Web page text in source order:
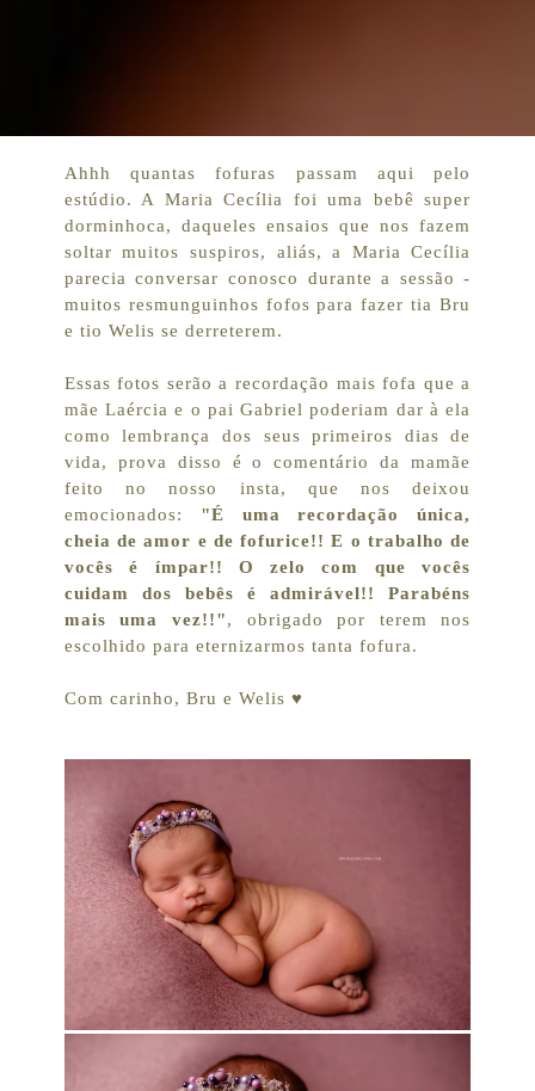
Ahhh quantas fofuras passam aqui pelo
estúdio. A Maria Cecília foi uma bebê super
dorminhoca, daqueles ensaios que nos fazem
soltar muitos suspiros, aliás, a Maria Cecília
parecia conversar conosco durante a sessão -
muitos resmunguinhos fofos para fazer tia Bru
e tio Welis se derreterem.
Essas fotos serão a recordação mais fofa que a
mãe Laércia e o pai Gabriel poderiam dar à ela
como lembrança dos seus primeiros dias de
vida, prova disso é o comentário da mamãe
feito no nosso insta, que nos deixou
emocionados: "É uma recordação única,
cheia de amor e de fofurice!! E o trabalho de
vocês é ímpar!! O zelo com que vocês
cuidam dos bebês é admirável!! Parabéns
mais uma vez!!", obrigado por terem nos
escolhido para eternizarmos tanta fofura.
Com carinho, Bru e Welis ♥